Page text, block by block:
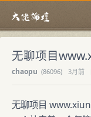
无聊项目
chaopu (86096) 3月前
无聊项目